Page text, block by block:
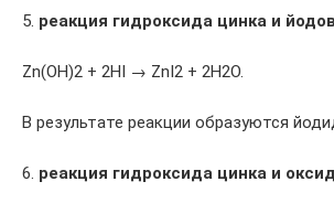
5. реакция гидроксида цинка и
Zn(OH)2 + 2HI → ZnI2 + 2H2O.
В результате реакции образуются
6. реакция гидроксида цинка и